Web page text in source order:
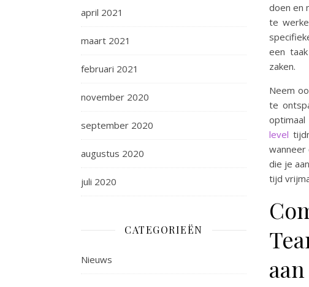
april 2021
maart 2021
februari 2021
november 2020
september 2020
augustus 2020
juli 2020
CATEGORIEËN
Nieuws
doen en
te
een
zaken.
Neem
te
level
wanneer
die je
tijd